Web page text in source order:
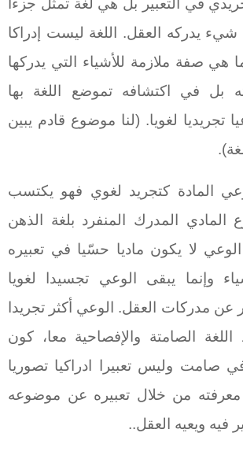
في التعبير بل هي لغة تمثل جزءا
يدركه العقل. اللغة ليست إدراكا
هي صفة ملازمة للأشياء التي يدركها
بل في اكتشافه تموضع اللغة بها
تجريديا لغويا. (لنا موضوع قادم يبين
المادة كتجريد لغوي فهو يكتسب
المدرك المنفرد بلغة الذهن
لا يكون ماديا حسّيا في تعبيره
وإنما يبقى الوعي تجسيدا لغويا
عن مدركات العقل. الوعي أكثر تجريدا
الصامتة والإفصاحية معا، كون
صامت وليس تعبيرا ادراكيا تصوريا
معرفته من خلال تعبيره عن موضوعه
فيه ويعيه العقل..